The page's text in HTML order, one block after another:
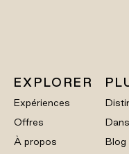
EXPLORER
Expériences
Offres
À propos
Blog